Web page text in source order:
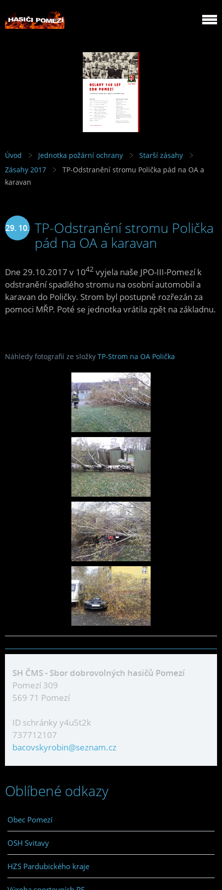
Úvod Jednotka požární ochrany
Starší zásahy
Zásahy 2017
TP-Odstranění stromu Polička pád na OA a
karavan
29. 10. TP-Odstranění stromu Polička
pád na OA a karavan
Dne 29.10.2017 v 1042 vyjela naše JPO-III-Pomezí k
odstranění spadlého stromu na osobní automobil a
karavan do Poličky. Strom byl postupně rozřezán za
pomoci MŘP. Poté se jednotka vrátila zpět na základnu.
Náhledy fotografií ze složky TP-Strom na OA Polička
SH ČMS - Sbor dobrovolných hasičů Pomezí
Pomezí 309
569 71 Pomezí
ID schránky y4u5t2k
737712107
bacovskyrobin@seznam.cz
Oblíbené odkazy
Obec Pomezí
OSH Svitavy
HZS Pardubického kraje